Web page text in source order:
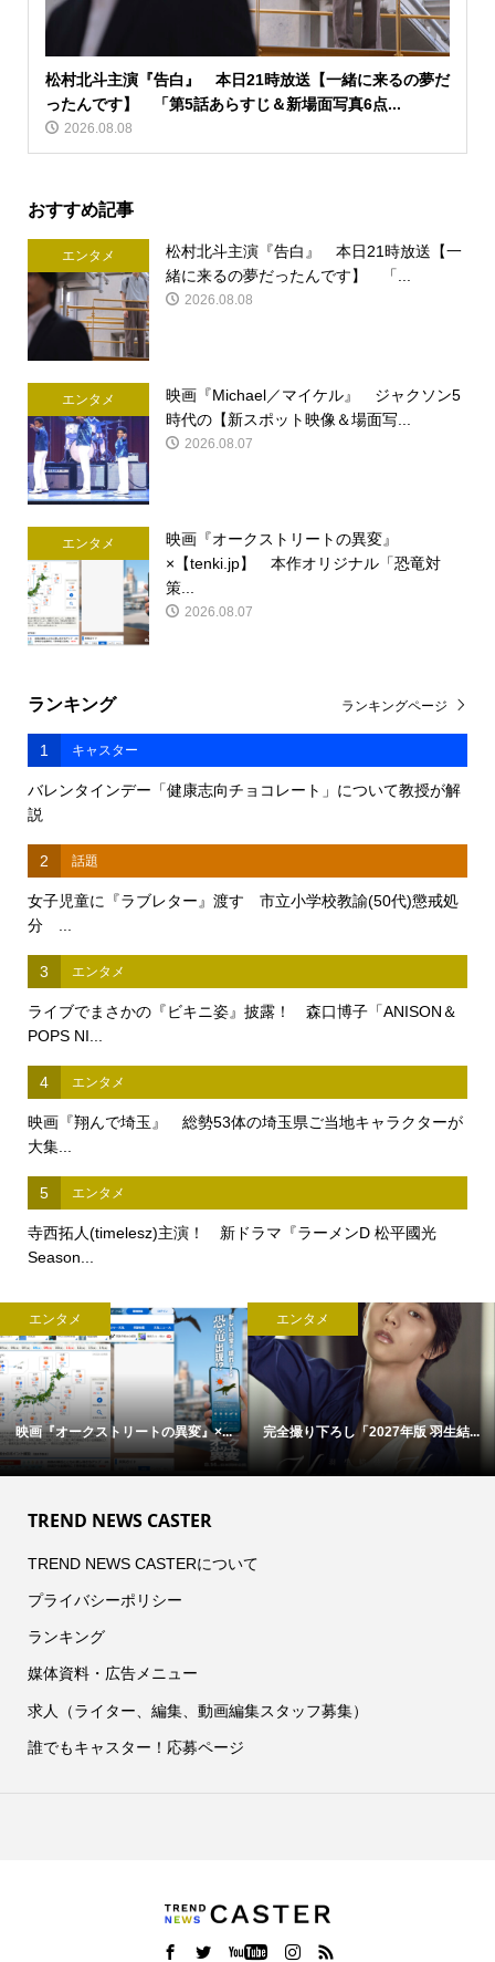
松村北斗主演『告白』 本日21時放送【一緒に来るの夢だ
ったんです】 「第5話あらすじ＆新場面写真6点...
2026.08.08
おすすめ記事
エンタメ
松村北斗主演『告白』 本日21時放送【一
緒に来るの夢だったんです】 「...
2026.08.08
エンタメ
映画『Michael／マイケル』 ジャクソン5
時代の【新スポット映像＆場面写...
2026.08.07
エンタメ
映画『オークストリートの異変』
×【tenki.jp】 本作オリジナル「恐竜対
策...
2026.08.07
ランキング
1 キャスター
バレンタインデー「健康志向チョコレート」について教授が解
説
2 話題
女子児童に『ラブレター』渡す 市立小学校教諭(50代)懲戒処
分 ...
3 エンタメ
ライブでまさかの『ビキニ姿』披露！ 森口博子「ANISON＆
POPS NI...
4 エンタメ
映画『翔んで埼玉』 総勢53体の埼玉県ご当地キャラクターが
大集...
5 エンタメ
寺西拓人(timelesz)主演！ 新ドラマ『ラーメンD 松平國光
Season...
ランキングページ
エンタメ
映画『オークストリートの異変』×...
エンタメ
完全撮り下ろし「2027年版 羽生結...
TREND NEWS CASTER
TREND NEWS CASTERについて
プライバシーポリシー
ランキング
媒体資料・広告メニュー
求人（ライター、編集、動画編集スタッフ募集）
誰でもキャスター！応募ページ